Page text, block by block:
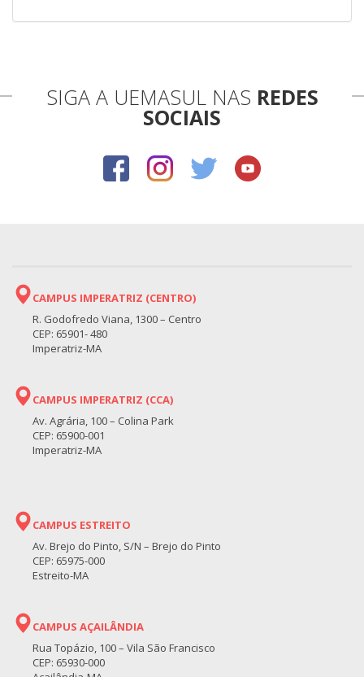
icon
SIGA A UEMASUL NAS REDES
SOCIAIS
CAMPUS IMPERATRIZ (CENTRO)
R. Godofredo Viana, 1300 – Centro
CEP: 65901- 480
Imperatriz-MA
CAMPUS IMPERATRIZ (CCA)
Av. Agrária, 100 – Colina Park
CEP: 65900-001
Imperatriz-MA
CAMPUS ESTREITO
Av. Brejo do Pinto, S/N – Brejo do Pinto
CEP: 65975-000
Estreito-MA
CAMPUS AÇAILÂNDIA
Rua Topázio, 100 – Vila São Francisco
CEP: 65930-000